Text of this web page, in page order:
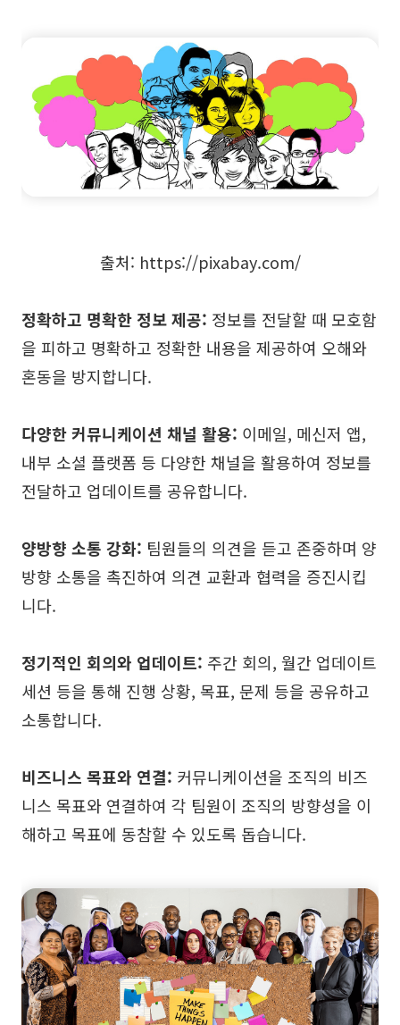
출처: https://pixabay.com/
정확하고 명확한 정보 제공: 정보를 전달할 때 모호함
을 피하고 명확하고 정확한 내용을 제공하여 오해와
혼동을 방지합니다.
다양한 커뮤니케이션 채널 활용: 이메일, 메신저 앱,
내부 소셜 플랫폼 등 다양한 채널을 활용하여 정보를
전달하고 업데이트를 공유합니다.
양방향 소통 강화: 팀원들의 의견을 듣고 존중하며 양
방향 소통을 촉진하여 의견 교환과 협력을 증진시킵
니다.
정기적인 회의와 업데이트: 주간 회의, 월간 업데이트
세션 등을 통해 진행 상황, 목표, 문제 등을 공유하고
소통합니다.
비즈니스 목표와 연결: 커뮤니케이션을 조직의 비즈
니스 목표와 연결하여 각 팀원이 조직의 방향성을 이
해하고 목표에 동참할 수 있도록 돕습니다.